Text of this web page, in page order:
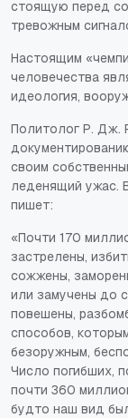
стоящую перед
тревожным
Настоящим
человечества
идеология,
Политолог Р. Дж.
своим
леденящий ужас.
пишет:
«Почти 170
застрелены,
сожжены,
или замучены до
повешены,
способов,
безоружным,
Число погибших,
почти 360
будто наш вид